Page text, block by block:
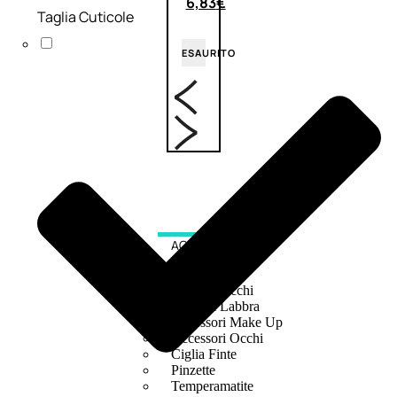
ESAURITO
ACCESSORI
Pennelli Occhi
Pennelli Labbra
Accessori Make Up
Accessori Occhi
Ciglia Finte
Pinzette
Temperamatite
Taglia Cuticole